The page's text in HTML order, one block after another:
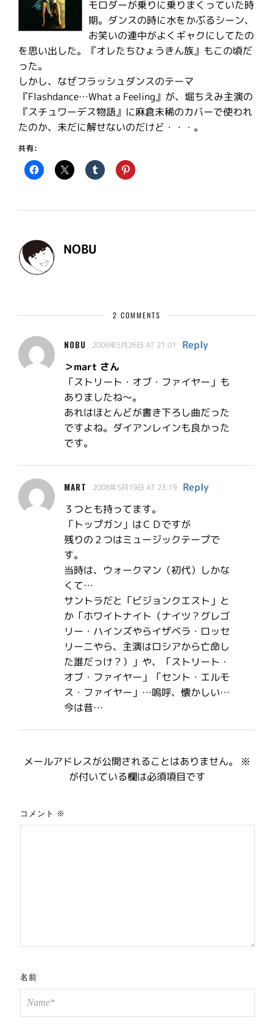
モロダーが乗りに乗りまくっていた時
期。ダンスの時に水をかぶるシーン、
お笑いの連中がよくギャクにしてたの
を思い出した。『オレたちひょうきん族』もこの頃だ
った。
しかし、なぜフラッシュダンスのテーマ
『Flashdance…What a Feeling』が、堀ちえみ主演の
『スチュワーデス物語』に麻倉未稀のカバーで使われ
たのか、未だに解せないのだけど・・・。
共有:
NOBU
2 COMMENTS
NOBU 2008年5月26日 AT 21:01
Reply
＞mart さん
「ストリート・オブ・ファイヤー」も
ありましたね〜。
あれはほとんどが書き下ろし曲だった
ですよね。ダイアンレインも良かった
です。
MART 2008年5月19日 AT 23:19
Reply
３つとも持ってます。
「トップガン」はＣＤですが
残りの２つはミュージックテープで
す。
当時は、ウォークマン（初代）しかな
くて…
サントラだと「ビジョンクエスト」と
か「ホワイトナイト（ナイツ？グレゴ
リー・ハインズやらイザベラ・ロッセ
リーニやら、主演はロシアから亡命し
た誰だっけ？）」や、「ストリート・
オブ・ファイヤー」「セント・エルモ
ス・ファイヤー」…嗚呼、懐かしい…
今は昔…
メールアドレスが公開されることはありません。
※
が付いている欄は必須項目です
コメント ※
名前